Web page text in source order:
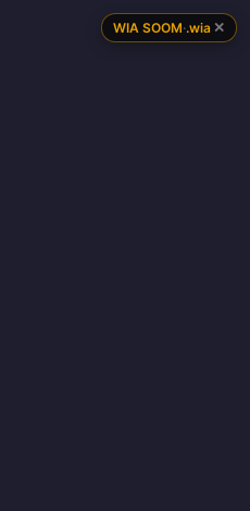
WIA SOOM·.wia ✕